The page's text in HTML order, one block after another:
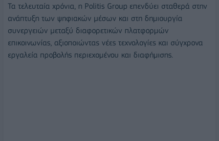
Τα τελευταία χρόνια, η Politis Group επενδύει σταθερά στην
ανάπτυξη των ψηφιακών μέσων και στη δημιουργία
συνεργειών μεταξύ διαφορετικών πλατφορμών
επικοινωνίας, αξιοποιώντας νέες τεχνολογίες και σύγχρονα
εργαλεία προβολής περιεχομένου και διαφήμισης.